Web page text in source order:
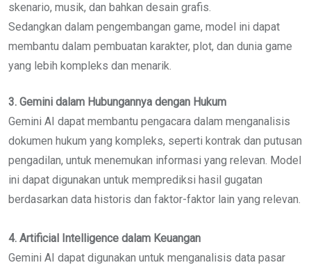
skenario, musik, dan bahkan desain grafis.
Sedangkan dalam pengembangan game, model ini dapat
membantu dalam pembuatan karakter, plot, dan dunia game
yang lebih kompleks dan menarik.
3. Gemini dalam Hubungannya dengan Hukum
Gemini AI dapat membantu pengacara dalam menganalisis
dokumen hukum yang kompleks, seperti kontrak dan putusan
pengadilan, untuk menemukan informasi yang relevan. Model
ini dapat digunakan untuk memprediksi hasil gugatan
berdasarkan data historis dan faktor-faktor lain yang relevan.
4. Artificial Intelligence dalam Keuangan
Gemini AI dapat digunakan untuk menganalisis data pasar